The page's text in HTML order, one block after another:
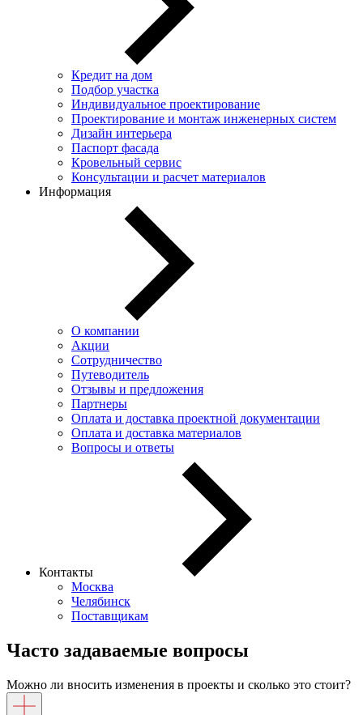
Кредит на дом
Подбор участка
Индивидуальное проектирование
Проектирование и монтаж инженерных систем
Дизайн интерьера
Паспорт фасада
Кровельный сервис
Консультации и расчет материалов
Информация
О компании
Акции
Сотрудничество
Путеводитель
Отзывы и предложения
Партнеры
Оплата и доставка проектной документации
Оплата и доставка материалов
Вопросы и ответы
Контакты
Москва
Челябинск
Поставщикам
Часто задаваемые вопросы
Можно ли вносить изменения в проекты и сколько это стоит?